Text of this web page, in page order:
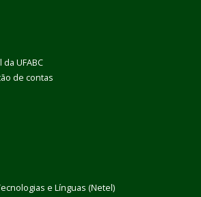
UFABC
de contas
e Línguas (Netel)